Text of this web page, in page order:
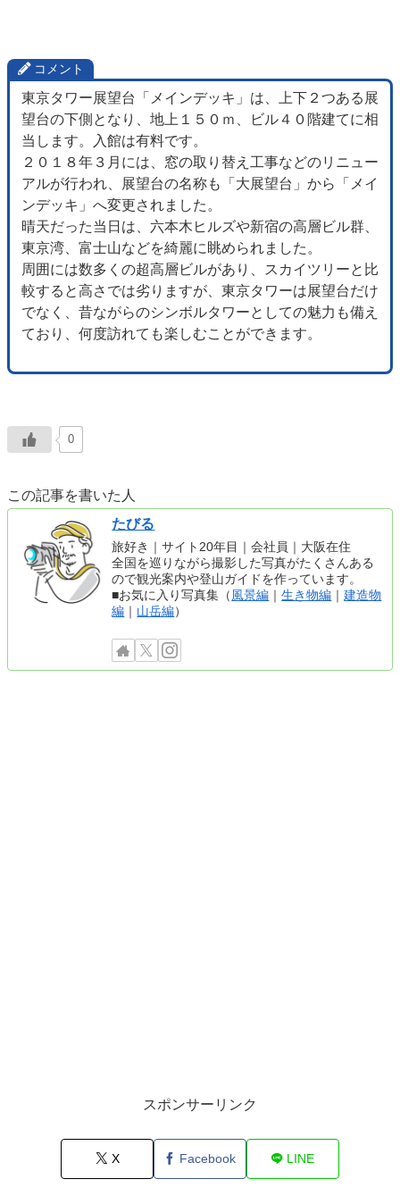
コメント
東京タワー展望台「メインデッキ」は、上下２つある展
望台の下側となり、地上１５０ｍ、ビル４０階建てに相
当します。入館は有料です。
２０１８年３月には、窓の取り替え工事などのリニュー
アルが行われ、展望台の名称も「大展望台」から「メイ
ンデッキ」へ変更されました。
晴天だった当日は、六本木ヒルズや新宿の高層ビル群、
東京湾、富士山などを綺麗に眺められました。
周囲には数多くの超高層ビルがあり、スカイツリーと比
較すると高さでは劣りますが、東京タワーは展望台だけ
でなく、昔ながらのシンボルタワーとしての魅力も備え
ており、何度訪れても楽しむことができます。
0
この記事を書いた人
たびる
旅好き｜サイト20年目｜会社員｜大阪在住
全国を巡りながら撮影した写真がたくさんある
ので観光案内や登山ガイドを作っています。
■お気に入り写真集（風景編 ｜生き物編 ｜建造物
編 ｜ 山岳編）
スポンサーリンク
X Facebook LINE